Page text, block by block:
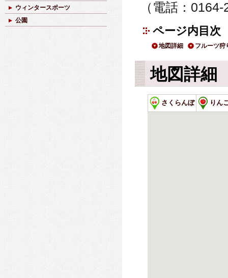
（電話：
ページ内目次
地図詳細 フルーツ狩
地図詳細
さくらんぼ りん
ウィンタースポーツ
公園